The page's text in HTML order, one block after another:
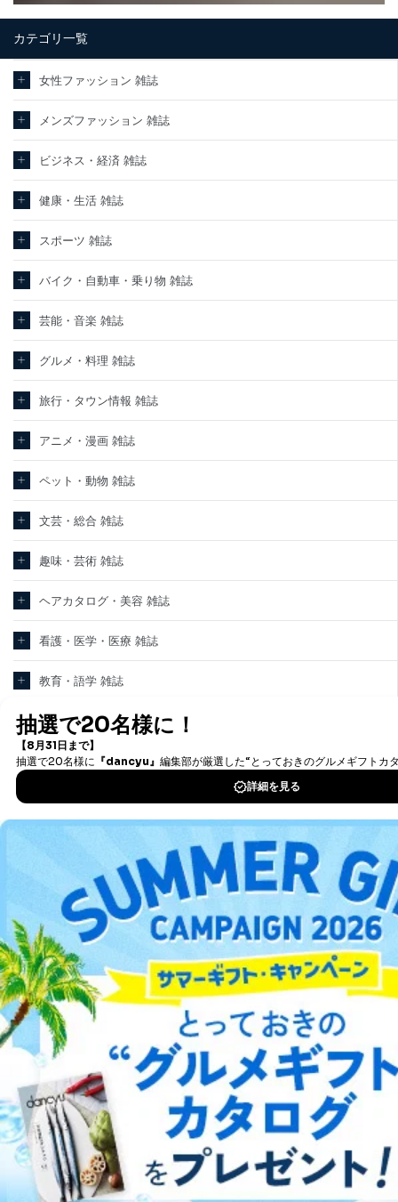
カテゴリ一覧
女性ファッション 雑誌
メンズファッション 雑誌
ビジネス・経済 雑誌
健康・生活 雑誌
スポーツ 雑誌
バイク・自動車・乗り物 雑誌
芸能・音楽 雑誌
グルメ・料理 雑誌
旅行・タウン情報 雑誌
アニメ・漫画 雑誌
ペット・動物 雑誌
文芸・総合 雑誌
趣味・芸術 雑誌
ヘアカタログ・美容 雑誌
看護・医学・医療 雑誌
教育・語学 雑誌
テクノロジー・科学 雑誌
パソコン・PC 雑誌
新聞・業界紙
その他
総合案内
アフィリエイト 採用情報
プレスリリース お問い合わせ
利用規約プライバシーポリシー 特定商取引法に基づく表示
出版社の皆様へ
投資家の皆様へサイトマップ